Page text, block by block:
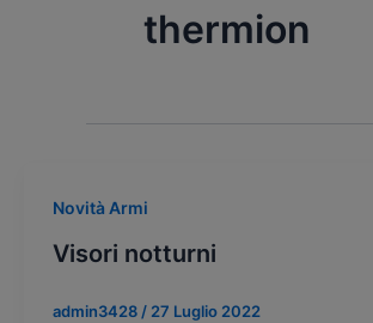
thermion
Novità Armi
Visori notturni
admin3428 / 27 Luglio 2022